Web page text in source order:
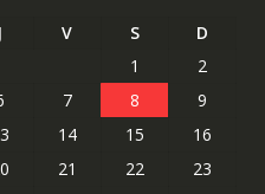
J V S
D
1
2
7 8
9
14 15
16
21 22
23